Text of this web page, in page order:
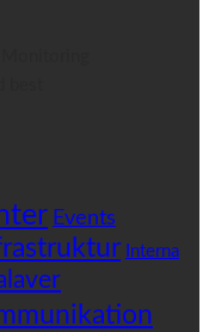
Events
Interna